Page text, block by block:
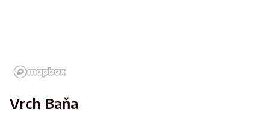
Vrch Baňa